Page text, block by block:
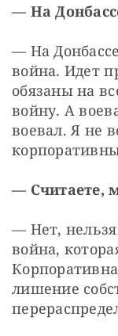
— На
— На
война. Идет
обязаны на
войну. А
воевал. Я не
— Считаете,
— Нет,
война,
лишение